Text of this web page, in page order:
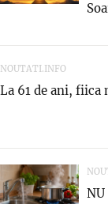
NOUTATI.INFO
La 61 de ani, fiica
NU